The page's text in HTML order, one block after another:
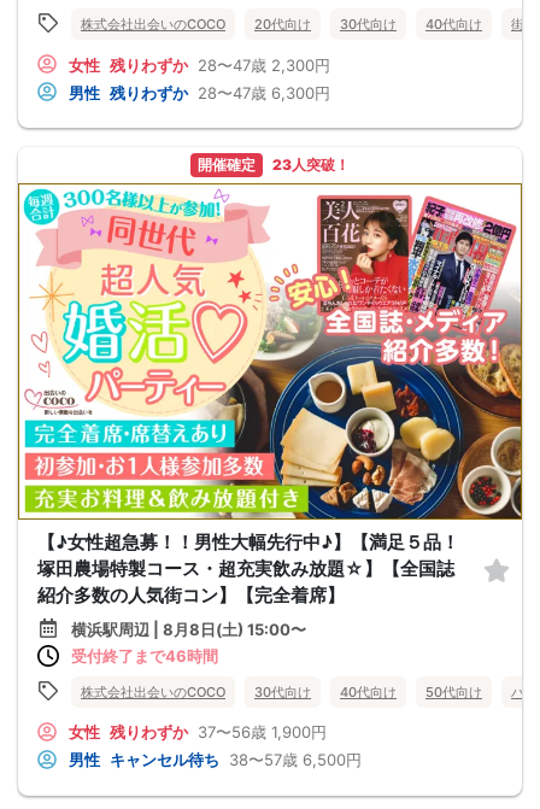
株式会社出会いのCOCO 20代向け 30代向け 40代向け 街
女性 残りわずか 28〜47歳 2,300円
男性 残りわずか 28〜47歳 6,300円
開催確定 23人突破！
【♪女性超急募！！男性大幅先行中♪】【満足５品！
塚田農場特製コース・超充実飲み放題☆】【全国誌
紹介多数の人気街コン】【完全着席】
横浜駅周辺 | 8月8日(土) 15:00〜
受付終了まで46時間
株式会社出会いのCOCO 30代向け 40代向け 50代向け バ
女性 残りわずか 37〜56歳 1,900円
男性 キャンセル待ち 38〜57歳 6,500円